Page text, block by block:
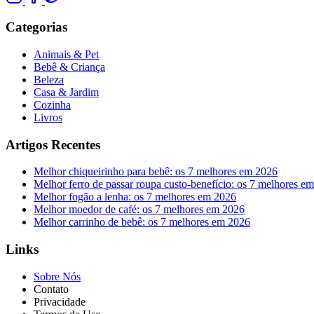
Categorias
Animais & Pet
Bebê & Criança
Beleza
Casa & Jardim
Cozinha
Livros
Artigos Recentes
Melhor chiqueirinho para bebê: os 7 melhores em 2026
Melhor ferro de passar roupa custo-benefício: os 7 melhores
Melhor fogão a lenha: os 7 melhores em 2026
Melhor moedor de café: os 7 melhores em 2026
Melhor carrinho de bebê: os 7 melhores em 2026
Links
Sobre Nós
Contato
Privacidade